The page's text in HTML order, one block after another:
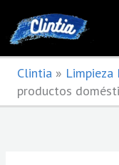
contenido
Clintia »
productos